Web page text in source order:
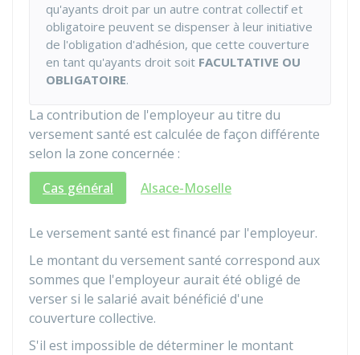
qu'ayants droit par un autre contrat collectif et
obligatoire peuvent se dispenser à leur initiative
de l'obligation d'adhésion, que cette couverture
en tant qu'ayants droit soit FACULTATIVE OU
OBLIGATOIRE.
La contribution de l'employeur au titre du
versement santé est calculée de façon différente
selon la zone concernée :
Cas général
Alsace-Moselle
Le versement santé est financé par l'employeur.
Le montant du versement santé correspond aux
sommes que l'employeur aurait été obligé de
verser si le salarié avait bénéficié d'une
couverture collective.
S'il est impossible de déterminer le montant